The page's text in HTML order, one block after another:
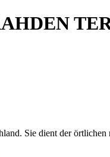
Sie dient der